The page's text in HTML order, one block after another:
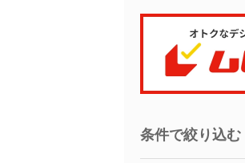
条件で絞り込む